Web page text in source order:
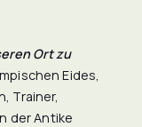
Ort zu
Eides,
Trainer,
der Antike